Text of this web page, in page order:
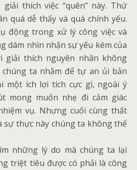
thích việc “quên” này. Thứ
quá dễ thấy và quá chính yếu.
động trong xử lý công việc và
dám nhìn nhận sự yếu kém của
giải thích nguyên nhân không
ta nhằm để tự an ủi bản
một ích lợi tích cực gì, ngoài ý
mong muốn nhẹ đi cảm giác
vụ. Nhưng cuối cùng thất
sự thực này chúng ta không thể
những lý do mà chúng ta lại
triệt tiêu được có phải là công